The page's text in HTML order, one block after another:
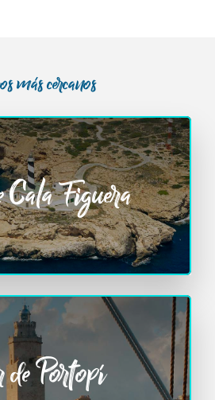
más cercanos
Figuera
Portopí